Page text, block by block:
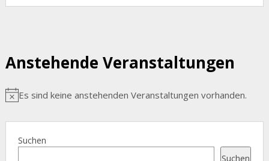
Anstehende Veranstaltungen
Hinweis
Es sind keine anstehenden Veranstaltungen vorhanden.
Suchen
Suchen